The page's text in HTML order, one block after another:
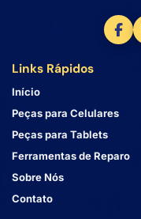
Links Rápidos
Início
Peças para Celulares
Peças para Tablets
Ferramentas de Reparo
Sobre Nós
Contato